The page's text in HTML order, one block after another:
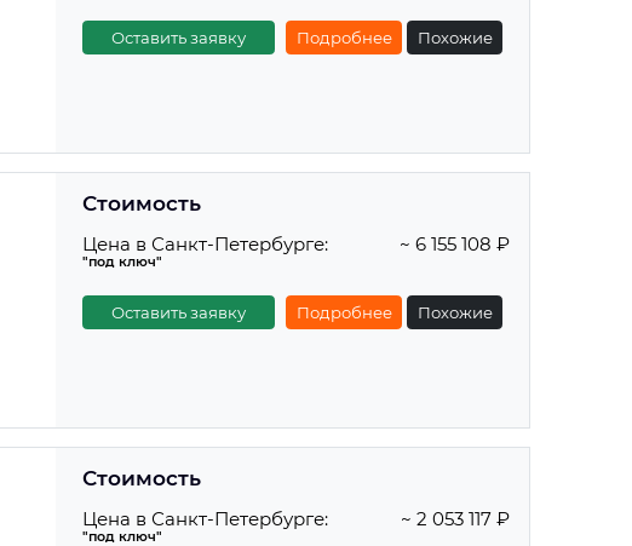
Оставить заявку Подробнее Похожие
Стоимость
Цена в Санкт-Петербурге:
"под ключ"
~ 6 155 108 ₽
Оставить заявку Подробнее Похожие
Стоимость
Цена в Санкт-Петербурге:
"под ключ"
~ 2 053 117 ₽